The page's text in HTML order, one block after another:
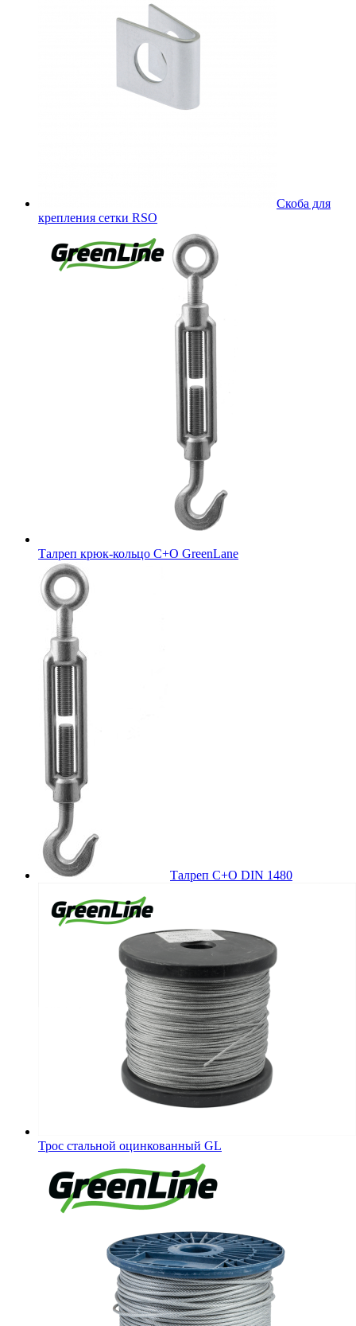
Скоба для
крепления сетки RSO
Талреп крюк-кольцо С+O GreenLane
Талреп С+О DIN 1480
Трос стальной оцинкованный GL